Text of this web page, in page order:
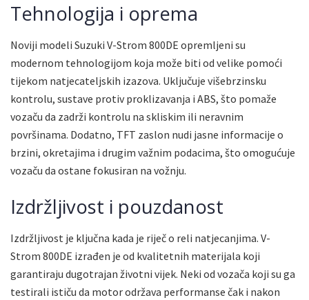
Tehnologija i oprema
Noviji modeli Suzuki V-Strom 800DE opremljeni su
modernom tehnologijom koja može biti od velike pomoći
tijekom natjecateljskih izazova. Uključuje višebrzinsku
kontrolu, sustave protiv proklizavanja i ABS, što pomaže
vozaču da zadrži kontrolu na skliskim ili neravnim
površinama. Dodatno, TFT zaslon nudi jasne informacije o
brzini, okretajima i drugim važnim podacima, što omogućuje
vozaču da ostane fokusiran na vožnju.
Izdržljivost i pouzdanost
Izdržljivost je ključna kada je riječ o reli natjecanjima. V-
Strom 800DE izrađen je od kvalitetnih materijala koji
garantiraju dugotrajan životni vijek. Neki od vozača koji su ga
testirali ističu da motor održava performanse čak i nakon